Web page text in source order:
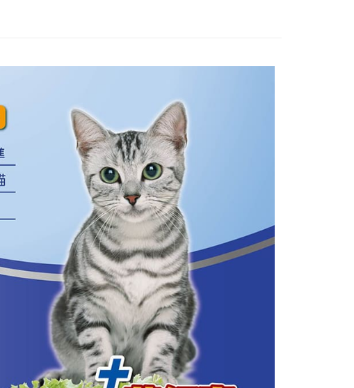
先享後付繳納相關費用。
※ 交易是否成功請以「AFTEE先享後付 」之結帳頁面顯示為準，若有關於
是否繳費成功／繳費後需取消欲退款等相關疑問，請聯繫「AFTEE先享後
付客戶支援中心」
https://netprotections.freshdesk.com/support/home
【注意事項】
１．透過由恩沛科技股份有限公司提供之「AFTEE先享後付」服務完成之
交易，需依本服務之必要範圍內提供個人資料，並將交易相關給付款項請
求債權轉讓予恩沛科技股份有限公司。
２．關於個人資料處理事宜，請瀏覽以下網址：
https://aftee.tw/terms/#terms3
３．未成年的使用者請事先徵得法定代理人或監護人之同意方可使用
「AFTEE先享後付」，若未經同意申辦者引起之損失，本公司不負相關責
任。
４．使用「AFTEE先享後付」時，將依據個別帳號之用戶狀況，依本公司
即時審查核予不同之上限額度；若仍有額度不足之情形，本公司將視審查
結果請求用戶進行身份認證。
５．嚴禁一人註冊多個帳號或使用他人資訊註冊。若發現惡意使用之情
形，恩沛科技股份有限公司將有權停止該用戶之使用額度並採取法律行